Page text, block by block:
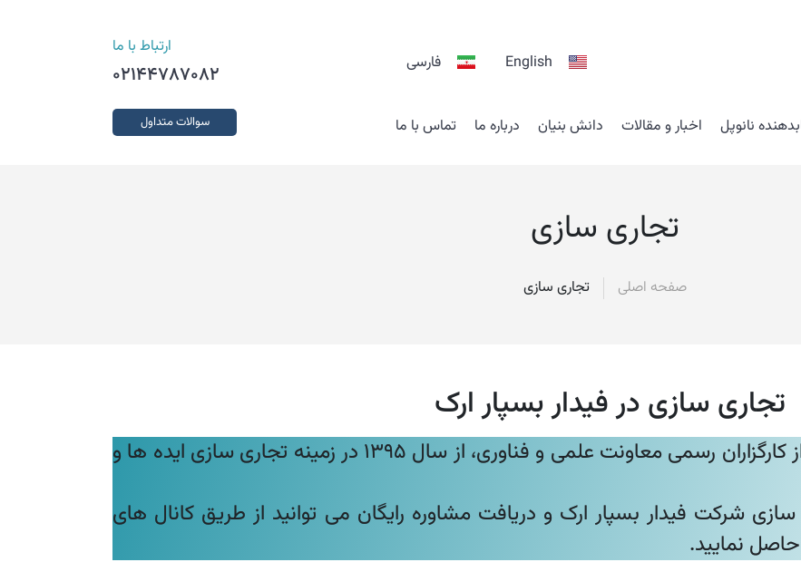
English فارسی
ارتباط با ما
02144787082
نانوپل اخبار و مقالات دانش بنیان درباره ما تماس با ما سوالات متداول
تجاری سازی
صفحه اصلی تجاری سازی
تجاری سازی در فیدار بسپار ارک
شرکت فیدار بسپار ارک، به عنوان یکی از کارگزاران رسمی معاونت علمی و فناوری، از سال 1395 در زمینه تجاری سازی ایده ها و
شرکت فیدار بسپار ارک و دریافت مشاوره رایگان می توانید از طریق کانال های
نمایید.